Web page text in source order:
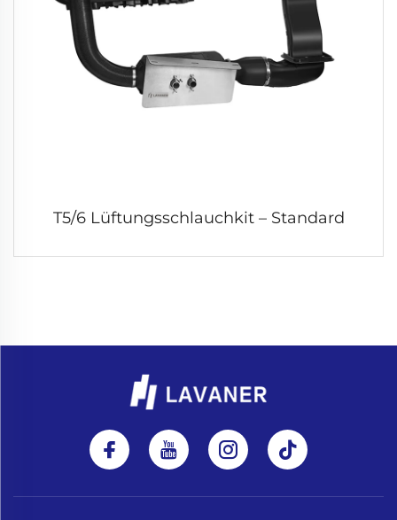
T5/6 Lüftungsschlauchkit – Standard